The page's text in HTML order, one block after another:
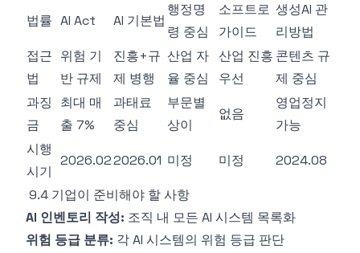
법률 AI Act AI 기본법
행정명
령 중심
소프트로
가이드
생성AI 관
리방법
접근
법
위험 기
반 규제
진흥+규
제 병행
산업 자
율 중심
산업 진흥
우선
콘텐츠 규
제 중심
과징
금
최대 매
출 7%
과태료
중심
부문별
상이
없음
영업정지
가능
시행
시기
2026.022026.01 미정 미정 2024.08
9.4 기업이 준비해야 할 사항
AI 인벤토리 작성: 조직 내 모든 AI 시스템 목록화
위험 등급 분류: 각 AI 시스템의 위험 등급 판단